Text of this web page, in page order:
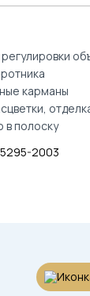
карманы
в полоску
2003